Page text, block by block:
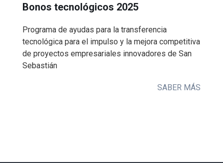
Bonos tecnológicos 2025
Programa de ayudas para la transferencia
tecnológica para el impulso y la mejora competitiva
de proyectos empresariales innovadores de San
Sebastián
SABER MÁS